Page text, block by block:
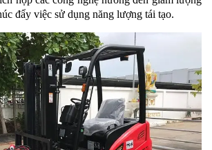
đẩy việc sử dụng năng lượng tái tạo.